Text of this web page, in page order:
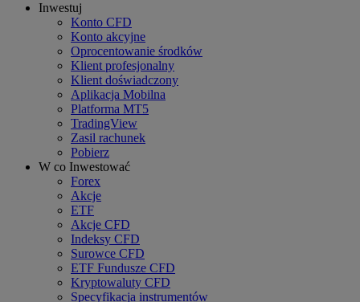
Inwestuj
Konto CFD
Konto akcyjne
Oprocentowanie środków
Klient profesjonalny
Klient doświadczony
Aplikacja Mobilna
Platforma MT5
TradingView
Zasil rachunek
Pobierz
W co Inwestować
Forex
Akcje
ETF
Akcje CFD
Indeksy CFD
Surowce CFD
ETF Fundusze CFD
Kryptowaluty CFD
Specyfikacja instrumentów